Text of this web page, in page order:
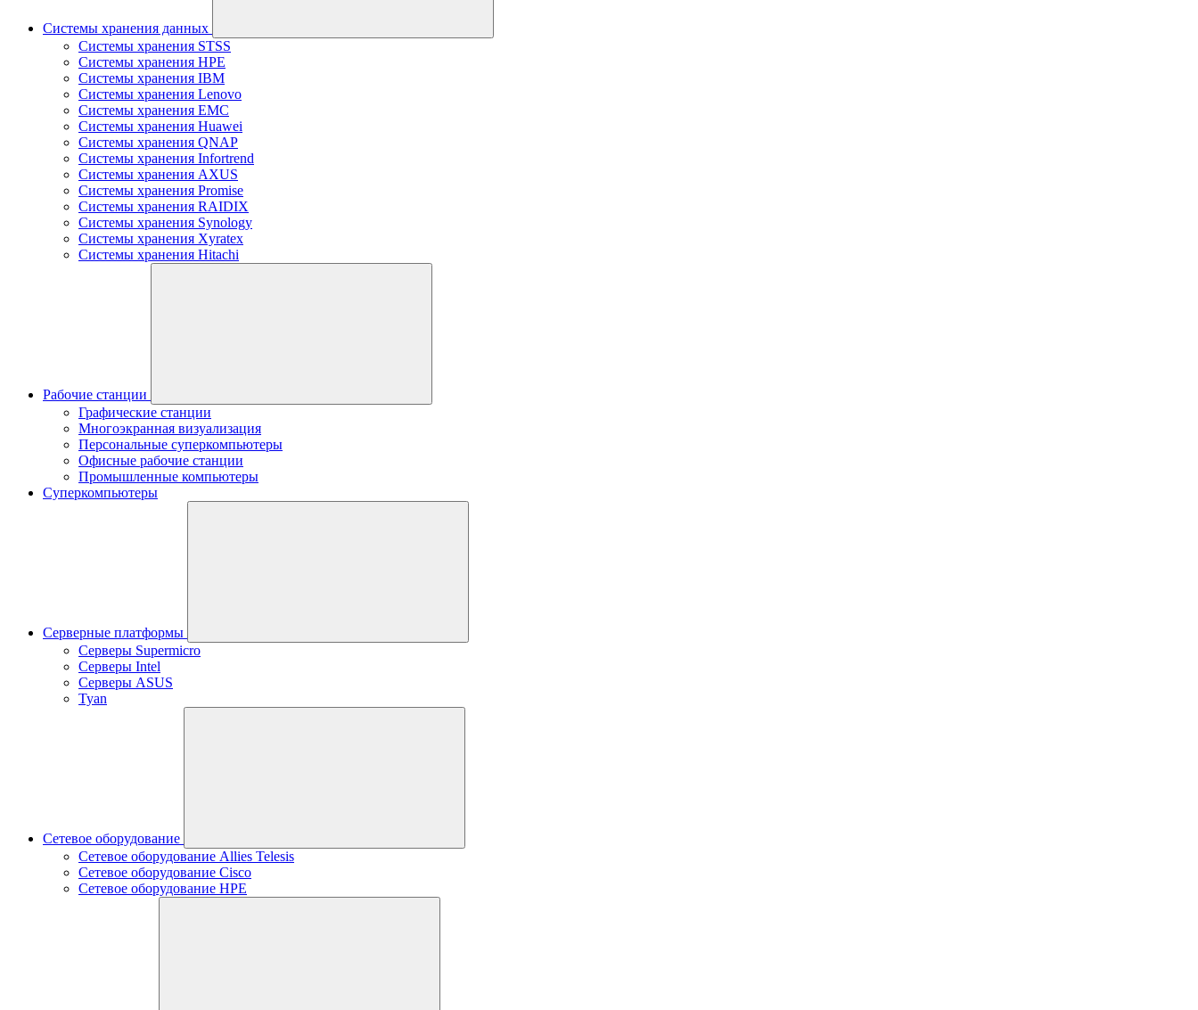
Системы хранения данных
Системы хранения STSS
Системы хранения HPE
Системы хранения IBM
Системы хранения Lenovo
Системы хранения EMC
Системы хранения Huawei
Системы хранения QNAP
Системы хранения Infortrend
Системы хранения AXUS
Системы хранения Promise
Системы хранения RAIDIX
Системы хранения Synology
Системы хранения Xyratex
Системы хранения Hitachi
Рабочие станции
Графические станции
Многоэкранная визуализация
Персональные суперкомпьютеры
Офисные рабочие станции
Промышленные компьютеры
Суперкомпьютеры
Серверные платформы
Серверы Supermicro
Серверы Intel
Серверы ASUS
Tyan
Сетевое оборудование
Сетевое оборудование Allies Telesis
Сетевое оборудование Cisco
Сетевое оборудование HPE